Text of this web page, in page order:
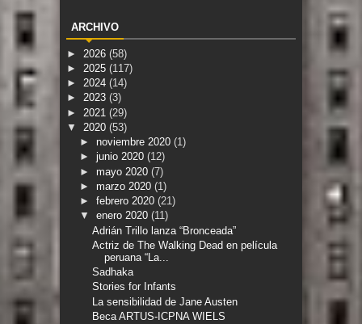
ARCHIVO
► 2026 (58)
► 2025 (117)
► 2024 (14)
► 2023 (3)
► 2021 (29)
▼ 2020 (53)
► noviembre 2020 (1)
► junio 2020 (12)
► mayo 2020 (7)
► marzo 2020 (1)
► febrero 2020 (21)
▼ enero 2020 (11)
Adrián Trillo lanza “Bronceada”
Actriz de The Walking Dead en película
peruana “La...
Sadhaka
Stories for Infants
La sensibilidad de Jane Austen
Beca ARTUS-ICPNA WIELS